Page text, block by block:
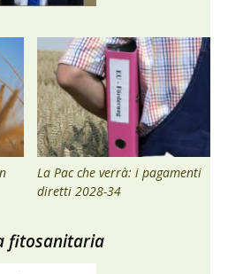
La Pac che verrà: i pagamenti
diretti 2028-34
fitosanitaria